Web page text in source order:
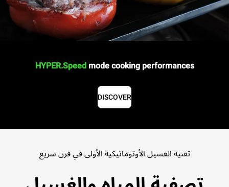
HYPER.Speed mode cooking performances
DISCOVER
تقنية الغسيل الأوتوماتيكية الأولى في فرن سريع